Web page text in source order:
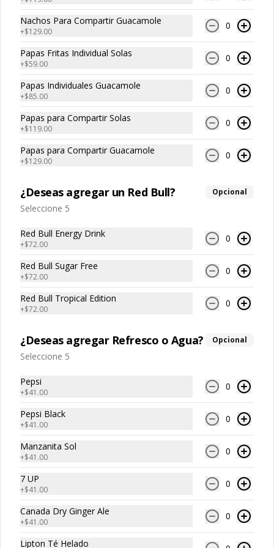
$119.00
Nachos para compartir
Guacamole
Totopos de maíz fritos con
un toque de crema.
Cheddar
Tommy Papas
Porción individual de papas fritas de
Papas Fritas Individuales
Porción individual de papas fritas
acompañadas con una porción de
Nachos Para Compartir Guacamole
+$129.00
0
Papas Fritas Individual Solas
+$59.00
0
Papas Individuales Guacamole
+$85.00
0
Papas para Compartir Solas
+$119.00
0
Papas para Compartir Guacamole
+$129.00
0
¿Deseas agregar un Red Bull? Opcional
Seleccione 5
Red Bull Energy Drink
+$72.00
0
Red Bull Sugar Free
+$72.00
0
Red Bull Tropical Edition
+$72.00
0
¿Deseas agregar Refresco o Agua? Opcional
Seleccione 5
Pepsi
+$41.00
0
Pepsi Black
+$41.00
0
Manzanita Sol
+$41.00
0
7 UP
+$41.00
0
Canada Dry Ginger Ale
+$41.00
0
Lipton Té Helado